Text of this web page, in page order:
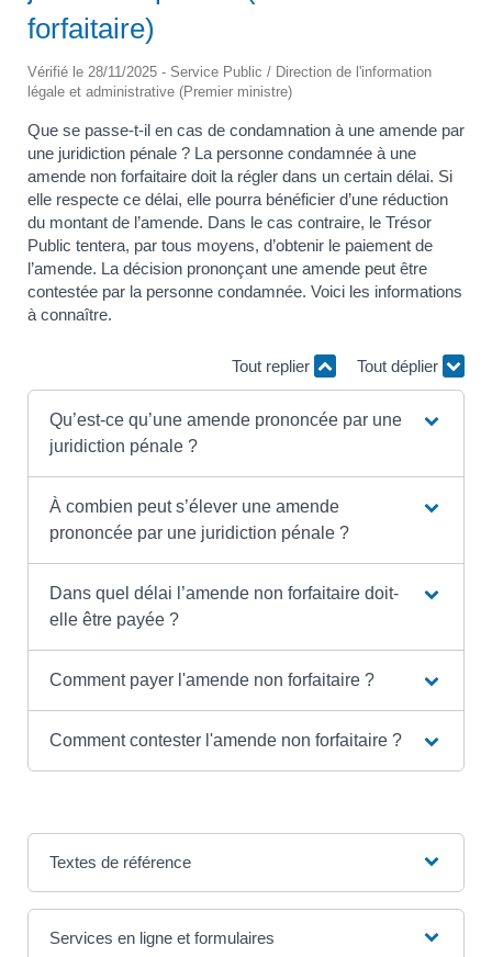
forfaitaire)
Vérifié le 28/11/2025 - Service Public / Direction de l'information
légale et administrative (Premier ministre)
Que se passe-t-il en cas de condamnation à une amende par
une juridiction pénale ? La personne condamnée à une
amende non forfaitaire doit la régler dans un certain délai. Si
elle respecte ce délai, elle pourra bénéficier d’une réduction
du montant de l’amende. Dans le cas contraire, le Trésor
Public tentera, par tous moyens, d’obtenir le paiement de
l’amende. La décision prononçant une amende peut être
contestée par la personne condamnée. Voici les informations
à connaître.
Tout replier Tout déplier
Qu’est-ce qu’une amende prononcée par une
juridiction pénale ?
À combien peut s’élever une amende
prononcée par une juridiction pénale ?
Dans quel délai l’amende non forfaitaire doit-
elle être payée ?
Comment payer l'amende non forfaitaire ?
Comment contester l'amende non forfaitaire ?
Textes de référence
Services en ligne et formulaires